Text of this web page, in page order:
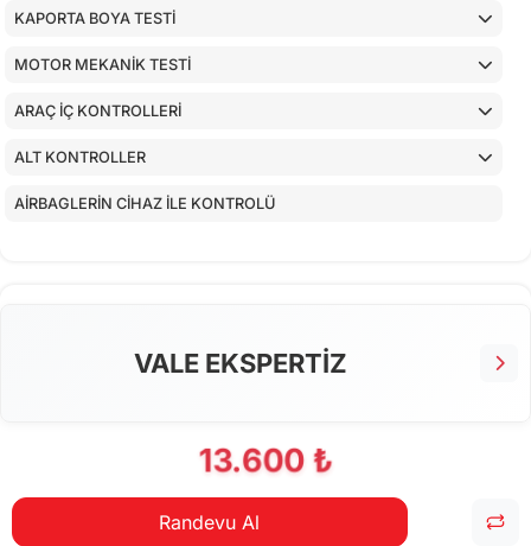
KAPORTA BOYA TESTİ
MOTOR MEKANİK TESTİ
ARAÇ İÇ KONTROLLERİ
ALT KONTROLLER
AİRBAGLERİN CİHAZ İLE KONTROLÜ
VALE EKSPERTİZ
13.600 ₺
Randevu Al